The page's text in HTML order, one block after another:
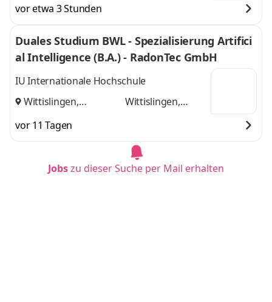
vor etwa 3 Stunden
Duales Studium BWL - Spezialisierung Artifici
al Intelligence (B.A.) - RadonTec GmbH
IU Internationale Hochschule
Wittislingen,
Wittislingen,
vor 11 Tagen
Jobszu dieser Suche per Mail erhalten